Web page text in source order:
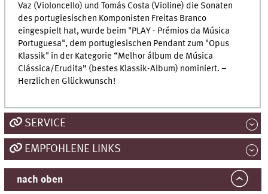
Vaz (Violoncello) und Tomás Costa (Violine) die Sonaten
des portugiesischen Komponisten Freitas Branco
eingespielt hat, wurde beim "PLAY - Prémios da Música
Portuguesa", dem portugiesischen Pendant zum "Opus
Klassik" in der Kategorie “Melhor álbum de Música
Clássica/Erudita” (bestes Klassik-Album) nominiert. –
Herzlichen Glückwunsch!
SERVICE
EMPFOHLENE LINKS
nach oben